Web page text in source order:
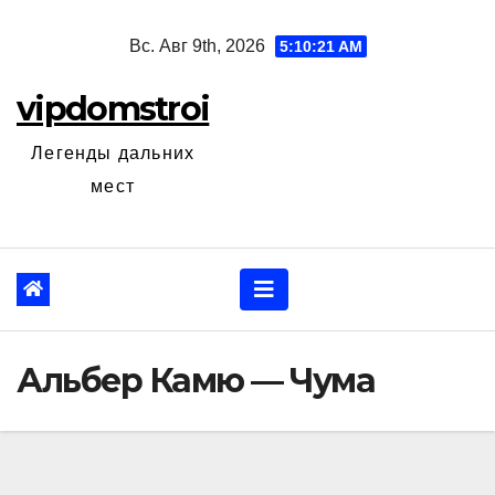
Вс. Авг 9th, 2026 5:10:22 AM
vipdomstroi
Легенды дальних
мест
Альбер Камю — Чума